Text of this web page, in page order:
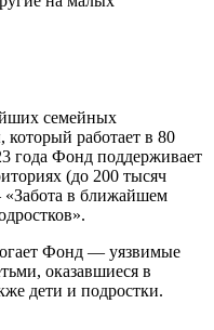
семейных
работает в 80
года Фонд поддерживает
(до 200 тысяч
в ближайшем
Фонд — уязвимые
оказавшиеся в
дети и подростки.